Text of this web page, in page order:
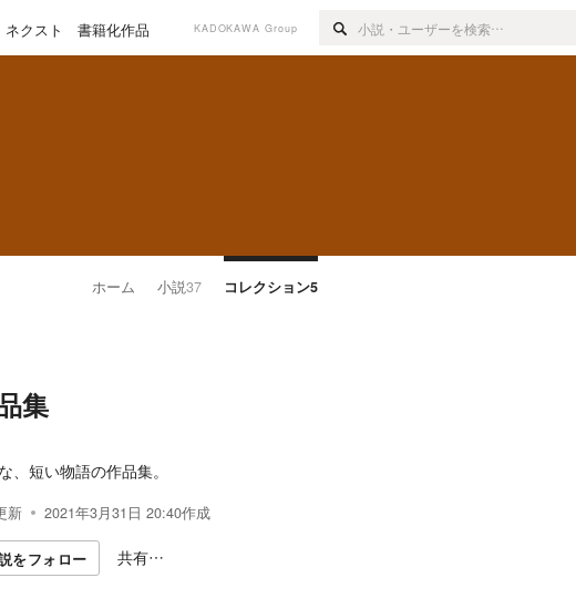
ネクスト 書籍化作品 KADOKAWA Group
ホーム 小説37 コレクション5
集
、短い物語の作品集。
新 2021年3月31日 20:40作成
をフォロー 共有…